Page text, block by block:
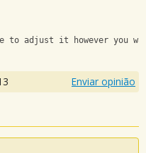
adjust it however you
Enviar opinião